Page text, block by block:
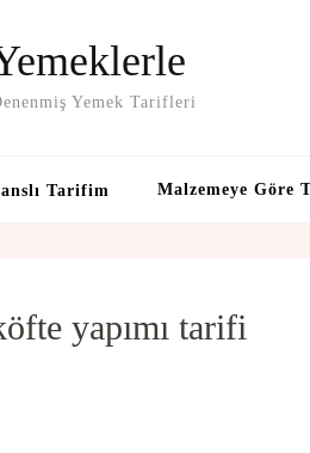
Yemek Tarifleri
Tarifim Malzemeye Göre
yapımı tarifi